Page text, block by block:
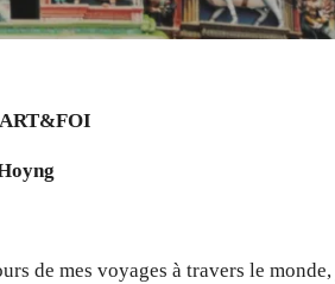
de mes voyages à travers le